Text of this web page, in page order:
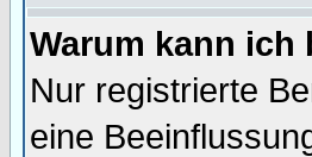
Warum kann
Nur registrierte
eine